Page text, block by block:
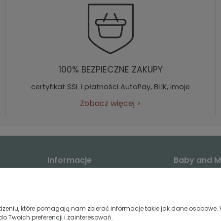
100% BEZPIECZNE ZAKUPY
certyfikat SSL i płatności AutoPay, BLIK, imoje
Zobacz więcej >
Informacje
Informacja o cookie
Baby and
które pomagają nam zbierać informacje takie jak dane
Twoich preferencji i zainteresowań.